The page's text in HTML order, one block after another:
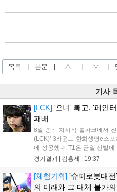
목록 본문 △ ▽
기사
[LCK] '오너' 빼고, '페인
패배
8일 종각 치지직 롤파크에서
(LCK)' 3라운드 한화생명e스
에 성공했다. T1은 금일 선발에
'페인터' 김은후를 투입했지만,
을 빼냈다....
경기결과 | 김홍제 19:37
[체험기획] '슈퍼로봇대
의 미래와 그 대체 불가의